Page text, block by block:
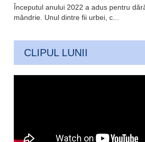
Începutul anului 2022 a adus pentru
mândrie. Unul dintre fii urbei, c...
CLIPUL LUNII